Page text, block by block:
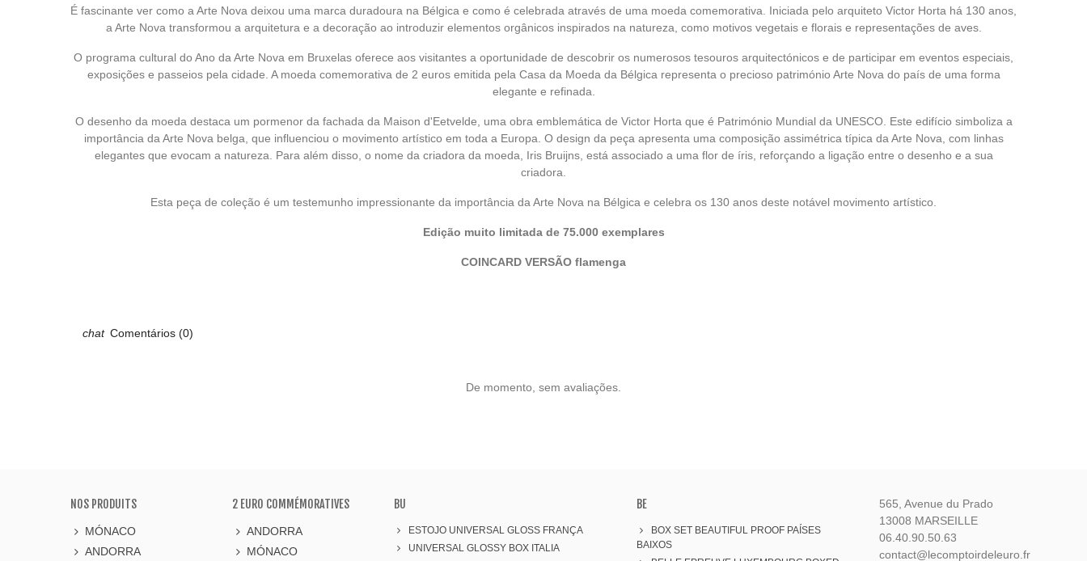
É fascinante ver como a Arte Nova deixou uma marca duradoura na Bélgica e como é celebrada através de uma moeda comemorativa. Iniciada pelo arquiteto Victor Horta há 130 anos,
a Arte Nova transformou a arquitetura e a decoração ao introduzir elementos orgânicos inspirados na natureza, como motivos vegetais e florais e representações de aves.
O programa cultural do Ano da Arte Nova em Bruxelas oferece aos visitantes a oportunidade de descobrir os numerosos tesouros arquitectónicos e de participar em eventos especiais,
exposições e passeios pela cidade. A moeda comemorativa de 2 euros emitida pela Casa da Moeda da Bélgica representa o precioso património Arte Nova do país de uma forma
elegante e refinada.
O desenho da moeda destaca um pormenor da fachada da Maison d'Eetvelde, uma obra emblemática de Victor Horta que é Património Mundial da UNESCO. Este edifício simboliza a
importância da Arte Nova belga, que influenciou o movimento artístico em toda a Europa. O design da peça apresenta uma composição assimétrica típica da Arte Nova, com linhas
elegantes que evocam a natureza. Para além disso, o nome da criadora da moeda, Iris Bruijns, está associado a uma flor de íris, reforçando a ligação entre o desenho e a sua
criadora.
Esta peça de coleção é um testemunho impressionante da importância da Arte Nova na Bélgica e celebra os 130 anos deste notável movimento artístico.
Edição muito limitada de 75.000 exemplares
COINCARD VERSÃO flamenga
Comentários (0)
De momento, sem avaliações.
NOS PRODUITS
MÓNACO
ANDORRA
2 EURO COMMÉMORATIVES
ANDORRA
MÓNACO
BU
ESTOJO UNIVERSAL GLOSS FRANÇA
UNIVERSAL GLOSSY BOX ITALIA
BE
BOX SET BEAUTIFUL PROOF PAÍSES
BAIXOS
565, Avenue du Prado
13008 MARSEILLE
06.40.90.50.63
contact@lecomptoirdeleuro.fr